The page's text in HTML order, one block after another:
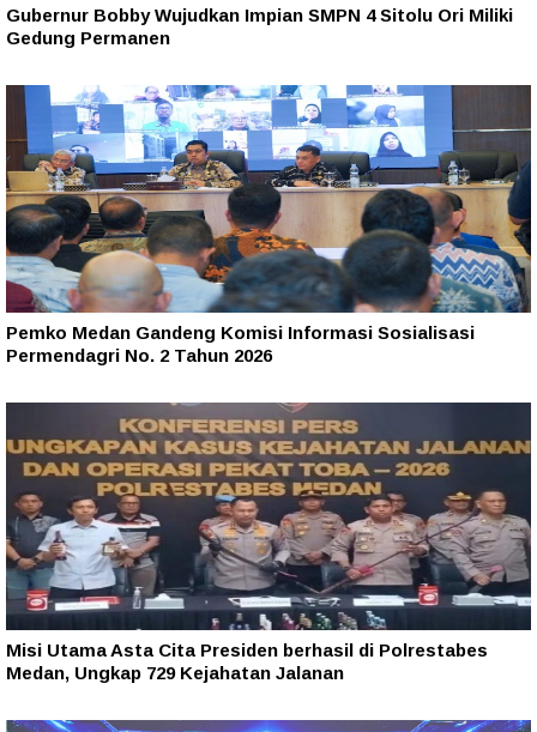
Gubernur Bobby Wujudkan Impian SMPN 4 Sitolu Ori Miliki
Gedung Permanen
Pemko Medan Gandeng Komisi Informasi Sosialisasi
Permendagri No. 2 Tahun 2026
Misi Utama Asta Cita Presiden berhasil di Polrestabes
Medan, Ungkap 729 Kejahatan Jalanan